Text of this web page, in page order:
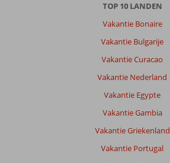
TOP 10 LANDEN
Vakantie Bonaire
Vakantie Bulgarije
Vakantie Curacao
Vakantie Nederland
Vakantie Egypte
Vakantie Gambia
Vakantie Griekenland
Vakantie Portugal